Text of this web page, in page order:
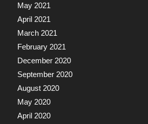
May 2021
April 2021
March 2021
February 2021
December 2020
September 2020
August 2020
May 2020
April 2020